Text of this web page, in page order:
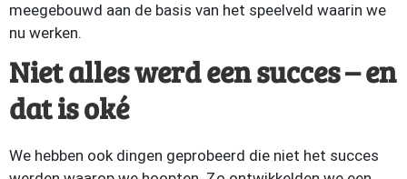
meegebouwd aan de basis van het speelveld waarin we
nu werken.
Niet alles werd een succes – en
dat is oké
We hebben ook dingen geprobeerd die niet het succes